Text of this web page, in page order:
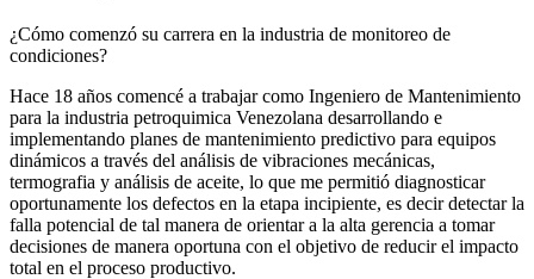
¿Cómo comenzó su carrera en la industria de monitoreo de
condiciones?
Hace 18 años comencé a trabajar como Ingeniero de Mantenimiento
para la industria petroquimica Venezolana desarrollando e
implementando planes de mantenimiento predictivo para equipos
dinámicos a través del análisis de vibraciones mecánicas,
termografia y análisis de aceite, lo que me permitió diagnosticar
oportunamente los defectos en la etapa incipiente, es decir detectar la
falla potencial de tal manera de orientar a la alta gerencia a tomar
decisiones de manera oportuna con el objetivo de reducir el impacto
total en el proceso productivo.